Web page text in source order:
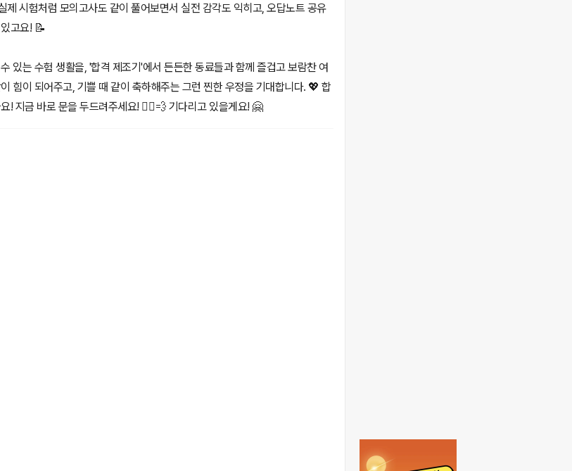
제 시험처럼 모의고사도 같이 풀어보면서 실전 감각도 익히고, 오답노트 공유
고요! 📝
있는 수험 생활을, '합격 제조기'에서 든든한 동료들과 함께 즐겁고 보람찬 여
힘이 되어주고, 기쁠 때 같이 축하해주는 그런 찐한 우정을 기대합니다. 💖 합
! 지금 바로 문을 두드려주세요! 🏃‍♀️💨 기다리고 있을게요! 🤗